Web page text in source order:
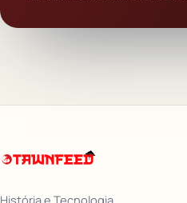
História e Tecnologia